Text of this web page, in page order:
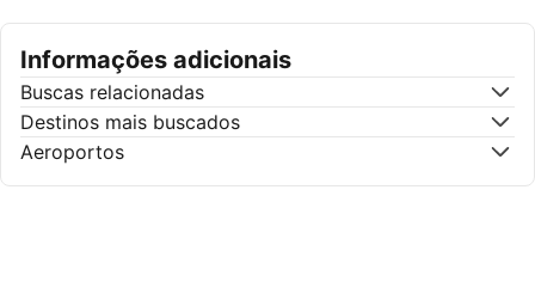
Informações adicionais
Buscas relacionadas
Destinos mais buscados
Aeroportos